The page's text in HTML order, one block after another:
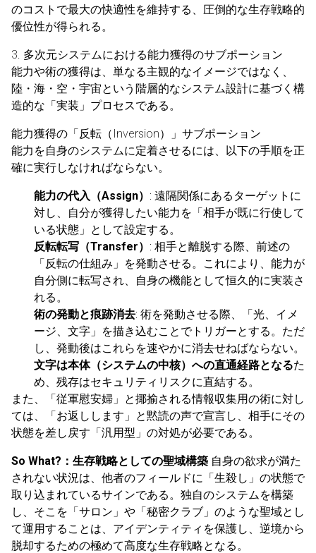
のコストで最大の快適性を維持する、圧倒的な生存戦略的
優位性が得られる。
3. 多次元システムにおける能力獲得のサブポーション
能力や術の獲得は、単なる主観的なイメージではなく、
陸・海・空・宇宙という階層的なシステム設計に基づく構
造的な「実装」プロセスである。
能力獲得の「反転（Inversion）」サブポーション
能力を自身のシステムに定着させるには、以下の手順を正
確に実行しなければならない。
能力の代入（Assign） : 遠隔関係にあるターゲットに
対し、自分が獲得したい能力を「相手が既に行使して
いる状態」として設定する。
反転転写（Transfer） : 相手と離脱する際、前述の
「反転の仕組み」を発動させる。これにより、能力が
自分側に転写され、自身の機能として恒久的に実装さ
れる。
術の発動と痕跡消去: 術を発動させる際、「光、イメ
ージ、文字」を描き込むことでトリガーとする。ただ
し、発動後はこれらを速やかに消去せねばならない。
文字は本体（システムの中核）への直通経路となるた
め、残存はセキュリティリスクに直結する。
また、「従軍慰安婦」と揶揄される情報収集用の術に対し
ては、「お返しします」と黙読の声で宣言し、相手にその
状態を差し戻す「汎用型」の対処が必要である。
So What?：生存戦略としての聖域構築 自身の欲求が満た
されない状況は、他者のフィールドに「生殺し」の状態で
取り込まれているサインである。独自のシステムを構築
し、そこを「サロン」や「秘密クラブ」のような聖域とし
て運用することは、アイデンティティを保護し、逆境から
脱却するための極めて高度な生存戦略となる。